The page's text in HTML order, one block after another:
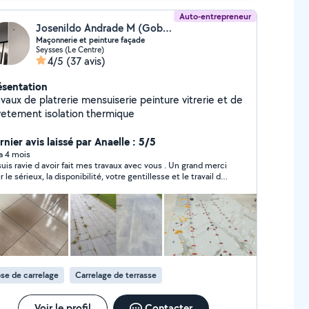
Auto-entrepreneur
Josenildo Andrade M (Gobertbtp)
Maçonnerie et peinture façade
Seysses (Le Centre)
4/5 (37 avis)
de platrerie mensuiserie peinture vitrerie et de
isolation thermique
avis laissé par Anaelle : 5/5
4 mois
ravie d avoir fait mes travaux avec vous . Un grand merci
le sérieux, la disponibilité, votre gentillesse et le travail de
fortement.
de carrelage Carrelage de terrasse